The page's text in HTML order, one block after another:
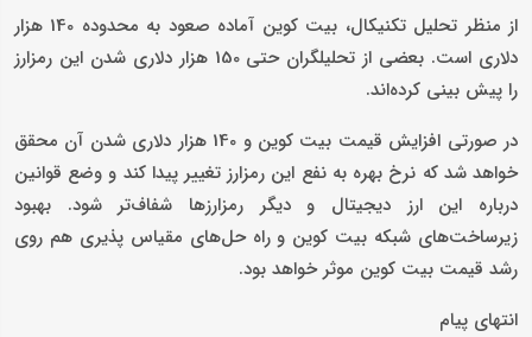
از منظر تحلیل تکنیکال، بیت کوین آماده صعود به محدوده 140 هزار
دلاری است. بعضی از تحلیلگران حتی 150 هزار دلاری شدن این رمزارز
را پیش بینی کرده‌اند.
در صورتی افزایش قیمت بیت کوین و 140 هزار دلاری شدن آن محقق
خواهد شد که نرخ بهره به نفع این رمزارز تغییر پیدا کند و وضع قوانین
درباره این ارز دیجیتال و دیگر رمزارزها شفاف‌تر شود. بهبود
زیرساخت‌های شبکه بیت کوین و راه حل‌های مقیاس پذیری هم روی
رشد قیمت بیت کوین موثر خواهد بود.
انتهای پیام